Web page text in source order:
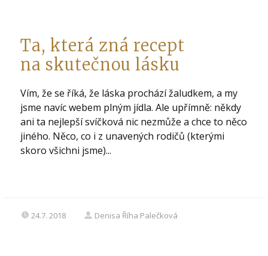
Ta, která zná recept
na skutečnou lásku
Vím, že se říká, že láska prochází žaludkem, a my
jsme navíc webem plným jídla. Ale upřímně: někdy
ani ta nejlepší svíčková nic nezmůže a chce to něco
jiného. Něco, co i z unavených rodičů (kterými
skoro všichni jsme)...
24.7. 2018 Denisa Říha Palečková